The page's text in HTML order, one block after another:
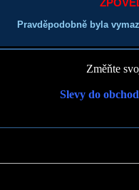
Pravděpodobně byla
Změňte
Slevy do